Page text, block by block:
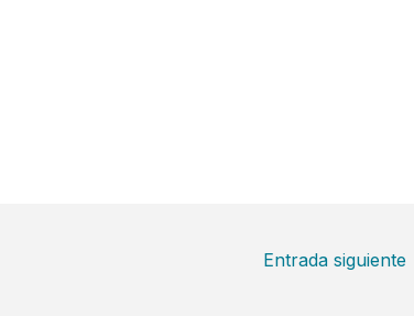
Entrada siguiente